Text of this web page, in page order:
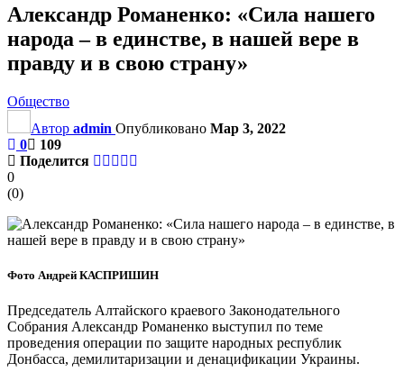
Александр Романенко: «Сила нашего
народа – в единстве, в нашей вере в
правду и в свою страну»
Общество
Автор admin Опубликовано Мар 3, 2022
0
109
Поделится
0
(0)
Фото Андрей КАСПРИШИН
Председатель Алтайского краевого Законодательного
Собрания Александр Романенко выступил по теме
проведения операции по защите народных республик
Донбасса, демилитаризации и денацификации Украины.